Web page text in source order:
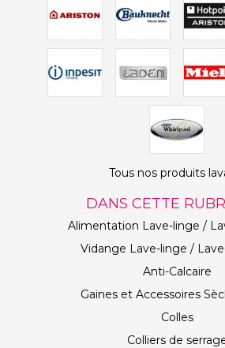
Tous nos produits
DANS CETTE
Alimentation Lave-linge /
Vidange Lave-linge /
Anti-Calcaire
Gaines et Accessoires
Colles
Colliers de